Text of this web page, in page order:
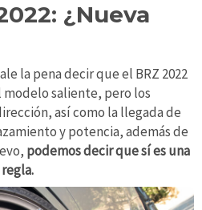
¿Nueva
la pena decir que el BRZ 2022
saliente, pero los
así como la llegada de
y potencia, además de
podemos decir que sí es una